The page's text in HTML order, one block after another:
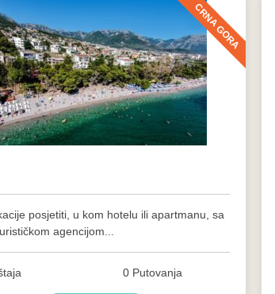
CRNA GORA
posjetiti, u kom hotelu ili apartmanu, sa
agencijom...
0 Putovanja